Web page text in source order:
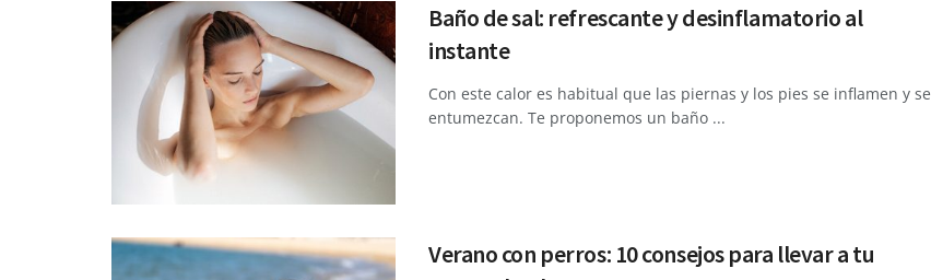
Baño de sal: refrescante y desinflamatorio al
instante
Con este calor es habitual que las piernas y los pies se inflamen y se
entumezcan. Te proponemos un baño ...
Verano con perros: 10 consejos para llevar a tu